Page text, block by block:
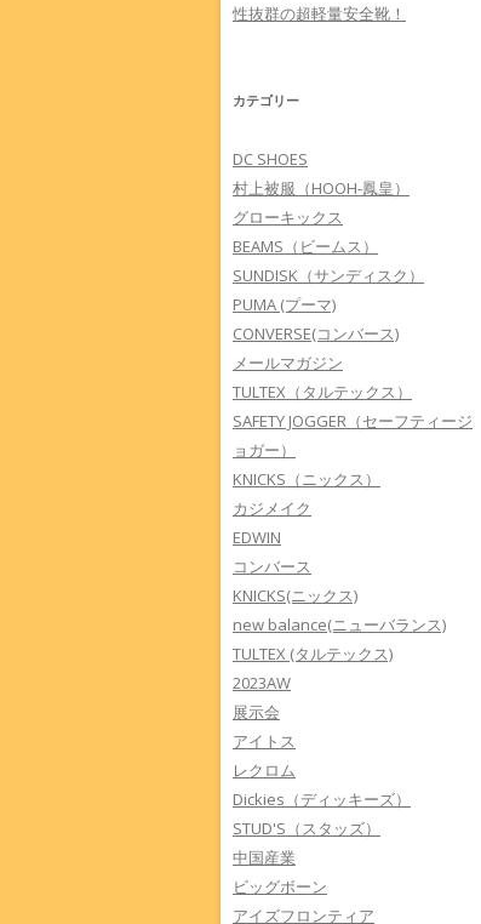
性抜群の超軽量安全靴！
カテゴリー
DC SHOES
村上被服（HOOH-鳳皇）
グローキックス
BEAMS（ビームス）
SUNDISK（サンディスク）
PUMA (プーマ)
CONVERSE(コンバース)
メールマガジン
TULTEX（タルテックス）
SAFETY JOGGER（セーフティージ
ョガー）
KNICKS（ニックス）
カジメイク
EDWIN
コンバース
KNICKS(ニックス)
new balance(ニューバランス)
TULTEX (タルテックス)
2023AW
展示会
アイトス
レクロム
Dickies（ディッキーズ）
STUD'S（スタッズ）
中国産業
ビッグボーン
アイズフロンティア